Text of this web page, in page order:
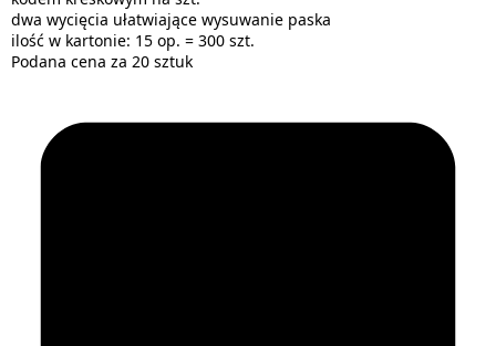
dwa wycięcia ułatwiające wysuwanie paska
ilość w kartonie: 15 op. = 300 szt.
Podana cena za 20 sztuk